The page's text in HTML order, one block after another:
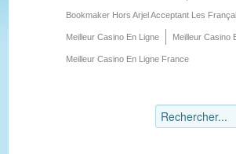
Bookmaker Hors Arjel Acceptant Les
Meilleur Casino En Ligne Meilleur Casino
Meilleur Casino En Ligne France